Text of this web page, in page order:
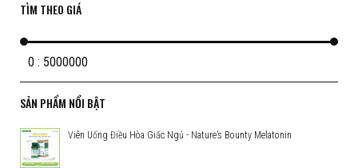
TÌM THEO GIÁ
0 : 5000000
SẢN PHẨM NỔI BẬT
Viên Uống Điều Hòa Giấc Ngủ - Nature’s Bounty Melatonin